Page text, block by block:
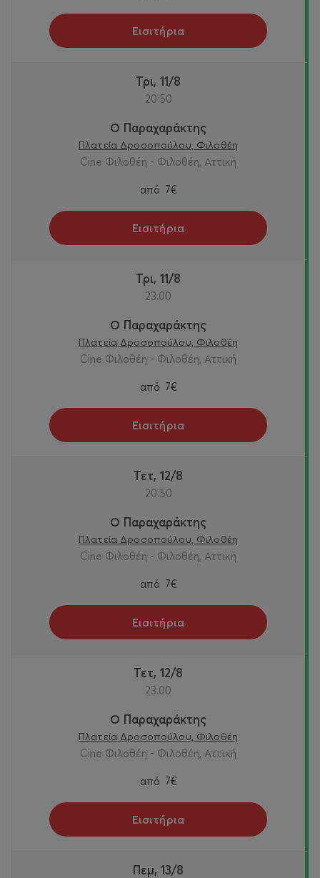
Εισιτήρια
Τρι, 11/8
20:50
Ο Παραχαράκτης
Πλατεία Δροσοπούλου, Φιλοθέη
Cine Φιλοθέη - Φιλοθέη, Αττική
από 7€
Εισιτήρια
Τρι, 11/8
23:00
Ο Παραχαράκτης
Πλατεία Δροσοπούλου, Φιλοθέη
Cine Φιλοθέη - Φιλοθέη, Αττική
από 7€
Εισιτήρια
Τετ, 12/8
20:50
Ο Παραχαράκτης
Πλατεία Δροσοπούλου, Φιλοθέη
Cine Φιλοθέη - Φιλοθέη, Αττική
από 7€
Εισιτήρια
Τετ, 12/8
23:00
Ο Παραχαράκτης
Πλατεία Δροσοπούλου, Φιλοθέη
Cine Φιλοθέη - Φιλοθέη, Αττική
από 7€
Εισιτήρια
Πεμ, 13/8